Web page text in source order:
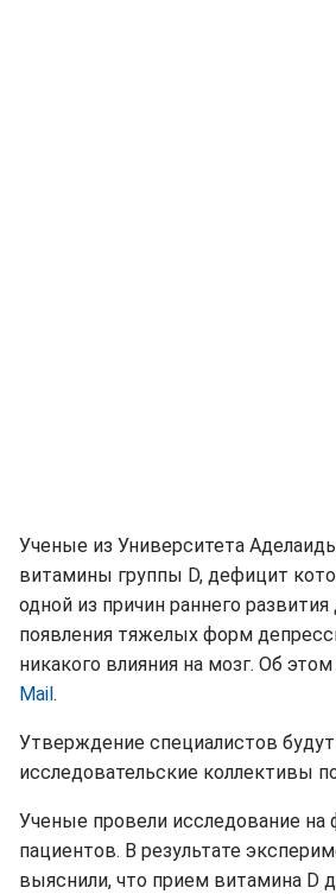
Ученые из Университета
витамины группы D, дефицит
одной из причин раннего
появления тяжелых форм
никакого влияния на мозг. Об
Mail .
Утверждение специалистов
исследовательские коллективы
Ученые провели исследование на
пациентов. В результате
выяснили, что прием витамина D